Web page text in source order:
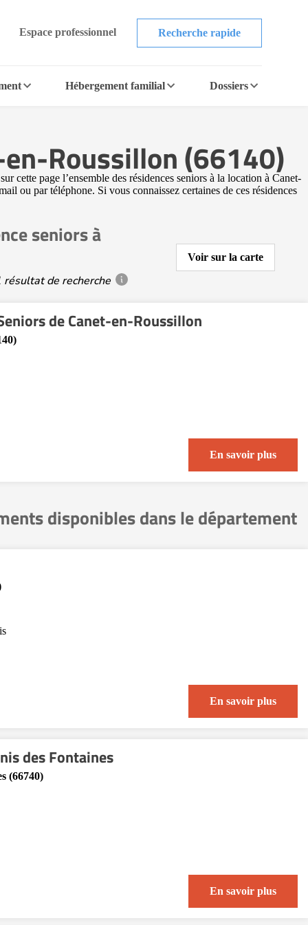
Espace professionnel Recherche rapide
Hébergement familial Dossiers
Roussillon (66140)
cette page l’ensemble des résidences seniors à la location à Canet-
ou par téléphone. Si vous connaissez certaines de ces résidences
seniors à
résultat de recherche
Voir sur la carte
de Canet-en-Roussillon
En savoir plus
disponibles dans le département
En savoir plus
des Fontaines
(66740)
En savoir plus